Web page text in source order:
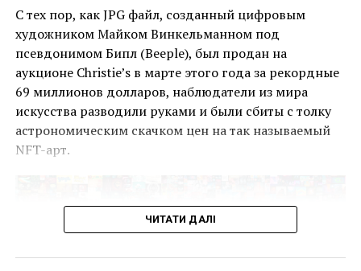
виды бизнеса в той или иной мере ощутили
сложности от запретов на привычные тактики
работы и, как следствие, осознали необходимость
переходить в онлайн. В связи с этим интернет-
реклама также стала актуальнее для рынка.
Курсы интернет-маркетинга в Киеве
профессионалов в разных направлениях веб-
продвижения:
PPC-реклама;
СММ-маркетинг;
С тех пор, как JPG файл, созданный цифровым
художником Майком Винкельманном под
псевдонимом Бипл (Beeple), был продан на
аукционе Christie’s в марте этого года за рекордные
69 миллионов долларов, наблюдатели из мира
искусства разводили руками и были сбиты с толку
астрономическим скачком цен на так называемый
NFT-арт.
ЧИТАТИ ДАЛІ